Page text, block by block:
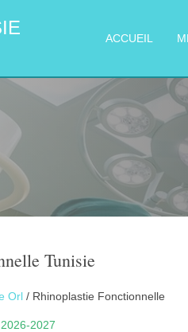
ACCUEIL
Tunisie
Orl / Rhinoplastie Fonctionnelle
2027